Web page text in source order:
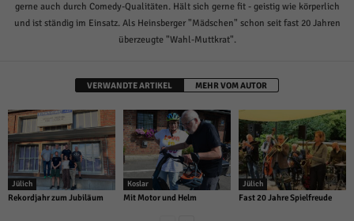
gerne auch durch Comedy-Qualitäten. Hält sich gerne fit - geistig wie körperlich
und ist ständig im Einsatz. Als Heinsberger "Mädschen" schon seit fast 20 Jahren
überzeugte "Wahl-Muttkrat".
VERWANDTE ARTIKEL MEHR VOM AUTOR
Jülich
Rekordjahr zum Jubiläum
Koslar
Mit Motor und Helm
Jülich
Fast 20 Jahre Spielfreude